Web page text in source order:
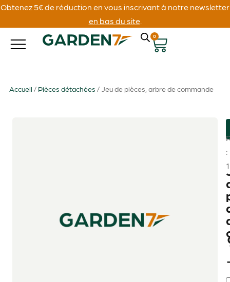
Obtenez 5€ de réduction en vous inscrivant à notre newsletter
en bas du site.
0
Accueil / Pièces détachées / Jeu de pièces, arbre de commande
: